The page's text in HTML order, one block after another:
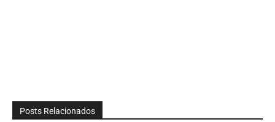
Posts Relacionados